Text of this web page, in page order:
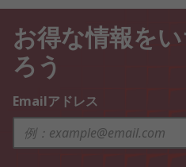
お得な情報を
ろう
Emailアドレス